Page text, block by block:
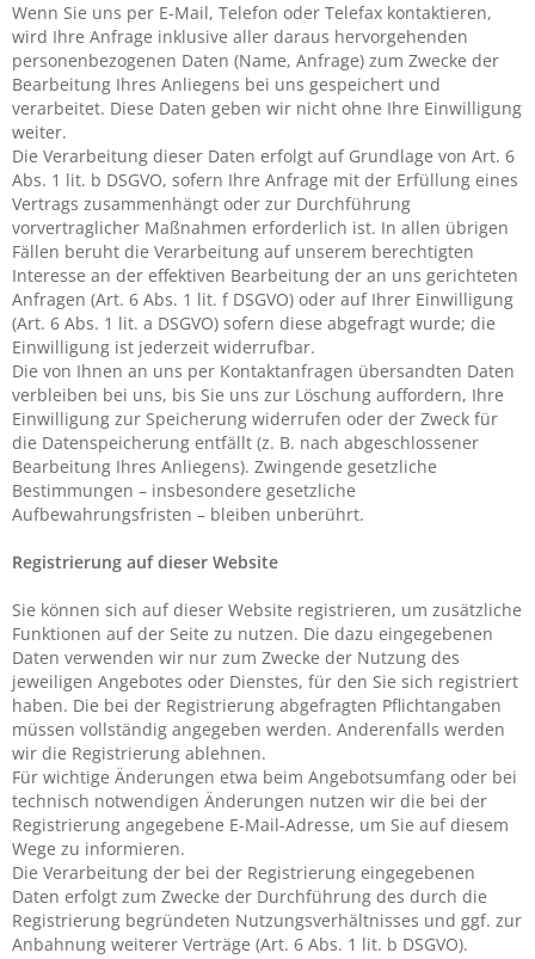
Wenn Sie uns per E-Mail, Telefon oder Telefax kontaktieren,
wird Ihre Anfrage inklusive aller daraus hervorgehenden
personenbezogenen Daten (Name, Anfrage) zum Zwecke der
Bearbeitung Ihres Anliegens bei uns gespeichert und
verarbeitet. Diese Daten geben wir nicht ohne Ihre Einwilligung
weiter.
Die Verarbeitung dieser Daten erfolgt auf Grundlage von Art. 6
Abs. 1 lit. b DSGVO, sofern Ihre Anfrage mit der Erfüllung eines
Vertrags zusammenhängt oder zur Durchführung
vorvertraglicher Maßnahmen erforderlich ist. In allen übrigen
Fällen beruht die Verarbeitung auf unserem berechtigten
Interesse an der effektiven Bearbeitung der an uns gerichteten
Anfragen (Art. 6 Abs. 1 lit. f DSGVO) oder auf Ihrer Einwilligung
(Art. 6 Abs. 1 lit. a DSGVO) sofern diese abgefragt wurde; die
Einwilligung ist jederzeit widerrufbar.
Die von Ihnen an uns per Kontaktanfragen übersandten Daten
verbleiben bei uns, bis Sie uns zur Löschung auffordern, Ihre
Einwilligung zur Speicherung widerrufen oder der Zweck für
die Datenspeicherung entfällt (z. B. nach abgeschlossener
Bearbeitung Ihres Anliegens). Zwingende gesetzliche
Bestimmungen – insbesondere gesetzliche
Aufbewahrungsfristen – bleiben unberührt.
Registrierung auf dieser Website
Sie können sich auf dieser Website registrieren, um zusätzliche
Funktionen auf der Seite zu nutzen. Die dazu eingegebenen
Daten verwenden wir nur zum Zwecke der Nutzung des
jeweiligen Angebotes oder Dienstes, für den Sie sich registriert
haben. Die bei der Registrierung abgefragten Pflichtangaben
müssen vollständig angegeben werden. Anderenfalls werden
wir die Registrierung ablehnen.
Für wichtige Änderungen etwa beim Angebotsumfang oder bei
technisch notwendigen Änderungen nutzen wir die bei der
Registrierung angegebene E-Mail-Adresse, um Sie auf diesem
Wege zu informieren.
Die Verarbeitung der bei der Registrierung eingegebenen
Daten erfolgt zum Zwecke der Durchführung des durch die
Registrierung begründeten Nutzungsverhältnisses und ggf. zur
Anbahnung weiterer Verträge (Art. 6 Abs. 1 lit. b DSGVO).